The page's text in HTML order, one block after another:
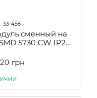
33-458
сменный на
5730 CW IP20
36)
грн